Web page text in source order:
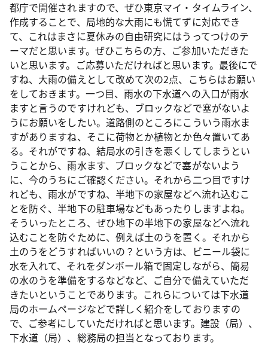
都庁で開催されますので、ぜひ東京マイ・タイムライン、
作成することで、局地的な大雨にも慌てずに対応でき
て、これはまさに夏休みの自由研究にはうってつけのテ
ーマだと思います。ぜひこちらの方、ご参加いただきた
いと思います。ご応募いただければと思います。最後にで
すね、大雨の備えとして改めて次の2点、こちらはお願い
をしておきます。一つ目、雨水の下水道への入口が雨水
ますと言うのですけれども、ブロックなどで塞がないよ
うにお願いをしたい。道路側のところにこういう雨水ま
すがありますね、そこに荷物とか植物とか色々置いてあ
る。それがですね、結局水の引きを悪くしてしまうとい
うことから、雨水ます、ブロックなどで塞がないよう
に、今のうちにご確認ください。それから二つ目ですけ
れども、雨水がですね、半地下の家屋などへ流れ込むこ
とを防ぐ、半地下の駐車場などもあったりしますよね。
そういったところ、ぜひ地下の半地下の家屋などへ流れ
込むことを防ぐために、例えば土のうを置く。それから
土のうをどうすればいいの？という方は、ビニール袋に
水を入れて、それをダンボール箱で固定しながら、簡易
の水のうを準備をするなどなど、ご自分で備えていただ
きたいということであります。これらについては下水道
局のホームページなどで詳しく紹介をしておりますの
で、ご参考にしていただければと思います。建設（局）、
下水道（局）、総務局の担当となっております。